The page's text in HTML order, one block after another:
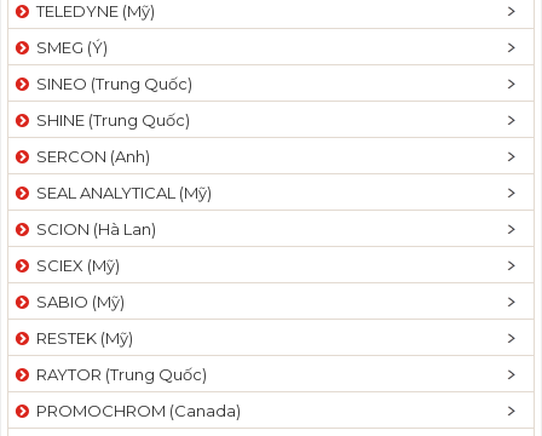
n
TELEDYNE (Mỹ)
SMEG (Ý)
SINEO (Trung Quốc)
SHINE (Trung Quốc)
SERCON (Anh)
SEAL ANALYTICAL (Mỹ)
SCION (Hà Lan)
SCIEX (Mỹ)
SABIO (Mỹ)
RESTEK (Mỹ)
RAYTOR (Trung Quốc)
PROMOCHROM (Canada)